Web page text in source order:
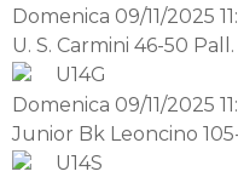
Domenica 09/11/2025
U. S. Carmini 46-50
U14G
Domenica 09/11/2025
Junior Bk Leoncino
U14S